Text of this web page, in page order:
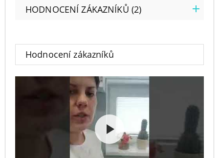
Hodnocení zákazníků
HODNOCENÍ ZÁKAZNÍKŮ (2)